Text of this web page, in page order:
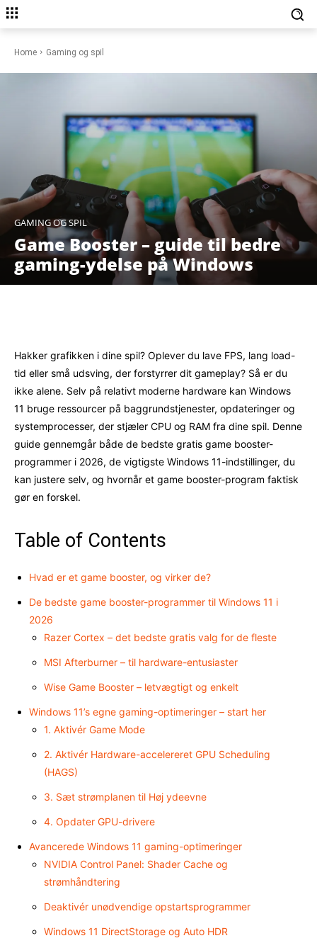
Home Gaming og spil
GAMING OG SPIL
Game Booster – guide til bedre
gaming-ydelse på Windows
Hakker grafikken i dine spil? Oplever du lave FPS, lang load-
tid eller små udsving, der forstyrrer dit gameplay? Så er du
ikke alene. Selv på relativt moderne hardware kan Windows
11 bruge ressourcer på baggrundstjenester, opdateringer og
systemprocesser, der stjæler CPU og RAM fra dine spil. Denne
guide gennemgår både de bedste gratis game booster-
programmer i 2026, de vigtigste Windows 11-indstillinger, du
kan justere selv, og hvornår et game booster-program faktisk
gør en forskel.
Table of Contents
Hvad er et game booster, og virker de?
De bedste game booster-programmer til Windows 11 i
2026
Razer Cortex – det bedste gratis valg for de fleste
MSI Afterburner – til hardware-entusiaster
Wise Game Booster – letvægtigt og enkelt
Windows 11’s egne gaming-optimeringer – start her
1. Aktivér Game Mode
2. Aktivér Hardware-accelereret GPU Scheduling
(HAGS)
3. Sæt strømplanen til Høj ydeevne
4. Opdater GPU-drivere
Avancerede Windows 11 gaming-optimeringer
NVIDIA Control Panel: Shader Cache og
strømhåndtering
Deaktivér unødvendige opstartsprogrammer
Windows 11 DirectStorage og Auto HDR